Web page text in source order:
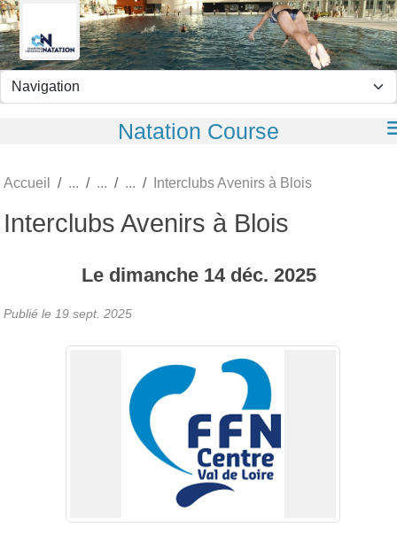
Natation Course
Accueil Interclubs Avenirs à Blois
Interclubs Avenirs à Blois
Le dimanche 14 déc. 2025
Publié le 19 sept. 2025
Panneau de gestion des cookies